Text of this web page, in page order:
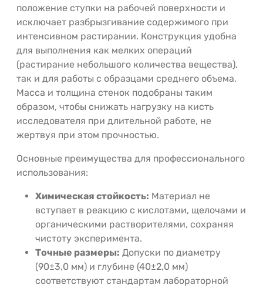
положение ступки на рабочей поверхности и
исключает разбрызгивание содержимого при
интенсивном растирании. Конструкция удобна
для выполнения как мелких операций
(растирание небольшого количества вещества),
так и для работы с образцами среднего объема.
Масса и толщина стенок подобраны таким
образом, чтобы снижать нагрузку на кисть
исследователя при длительной работе, не
жертвуя при этом прочностью.
Основные преимущества для профессионального
использования:
Химическая стойкость: Материал не
вступает в реакцию с кислотами, щелочами и
органическими растворителями, сохраняя
чистоту эксперимента.
Точные размеры: Допуски по диаметру
(90±3,0 мм) и глубине (40±2,0 мм)
соответствуют стандартам лабораторной